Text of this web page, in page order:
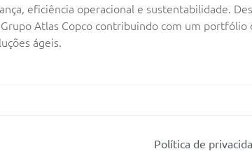
eficiência operacional e sustentabilidade.
Grupo Atlas Copco contribuindo com um portfólio
ágeis.
Política de